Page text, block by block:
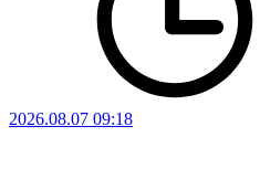
2026.08.07 09:18